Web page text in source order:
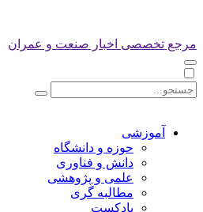
مرجع تخصصی اخبار صنعت و عمران
آموزشی
حوزه و دانشگاه
دانش و فناوری
علمی و پژوهشی
مطالبه گری
پادکست